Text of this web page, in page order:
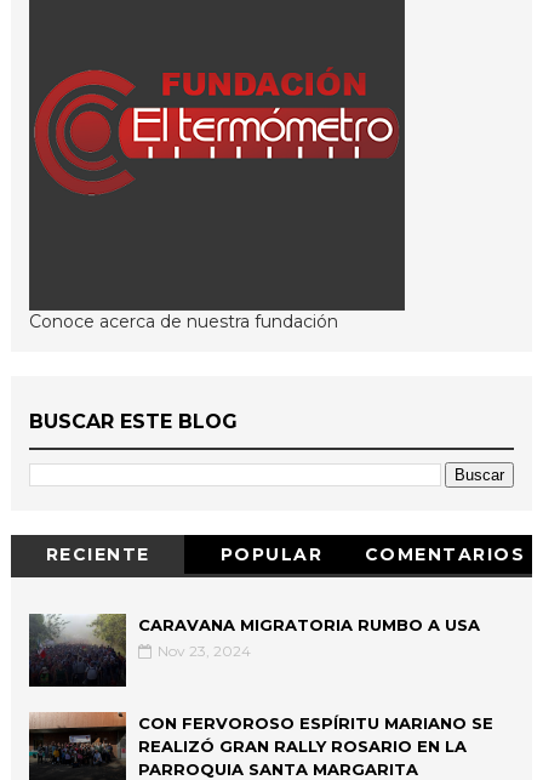
Conoce acerca de nuestra fundación
BUSCAR ESTE BLOG
RECIENTE POPULAR COMENTARIOS
CARAVANA MIGRATORIA RUMBO A USA
Nov 23, 2024
CON FERVOROSO ESPÍRITU MARIANO SE
REALIZÓ GRAN RALLY ROSARIO EN LA
PARROQUIA SANTA MARGARITA